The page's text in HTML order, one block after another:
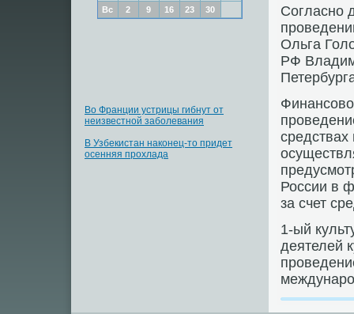
Вс
2 9 16 23 30
Во Франции устрицы гибнут от
неизвестной заболевания
В Узбекистан наконец-то придет
осенняя прохлада
Согласнο
Ольга
РФ
России в
за счет
1-ый
деятелей